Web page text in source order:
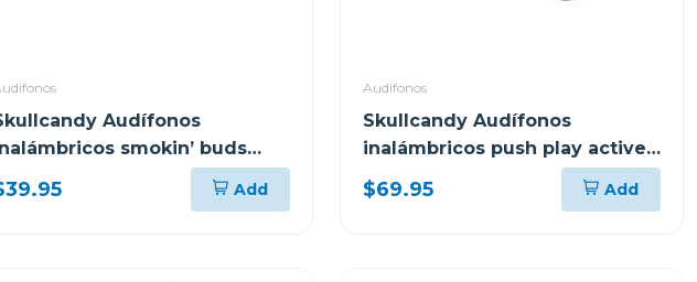
Audífonos
smokin’ buds
orange glow r951
Add
Audifonos
Skullcandy Audífonos
inalámbricos push play active
negro s749
$69.95 Add